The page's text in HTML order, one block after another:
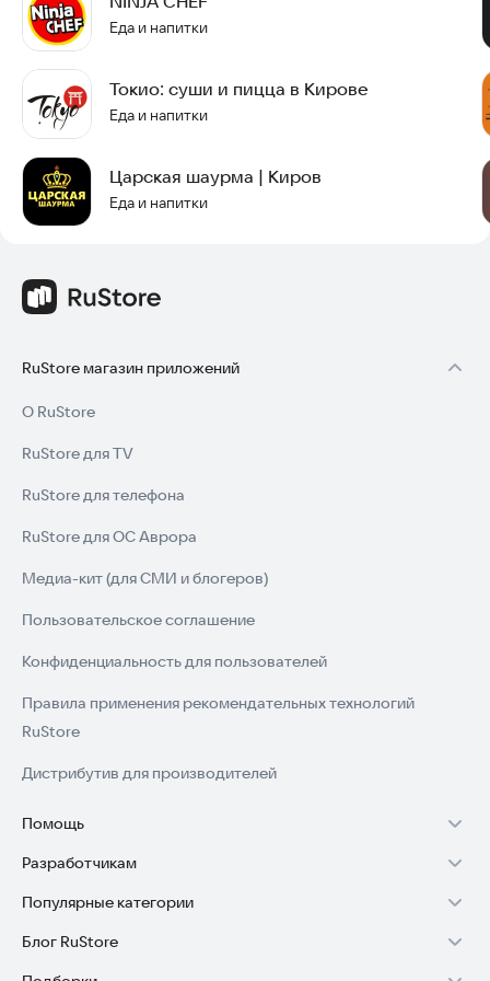
Еда и напитки
Токио: суши и пицца в Кирове
Еда и напитки
Царская шаурма | Киров
Еда и напитки
RuStore магазин приложений
О RuStore
RuStore для TV
RuStore для телефона
RuStore для ОС Аврора
Медиа-кит (для СМИ и блогеров)
Пользовательское соглашение
Конфиденциальность для пользователей
Правила применения рекомендательных технологий
RuStore
Дистрибутив для производителей
Помощь
Установка RuStore на TV
Установка RuStore на телефон
Установка RuStore в машину
Разработчикам
Зарабатывать с RuStore
Стать разработчиком
Популярные категории
Игры для Android
Блог RuStore